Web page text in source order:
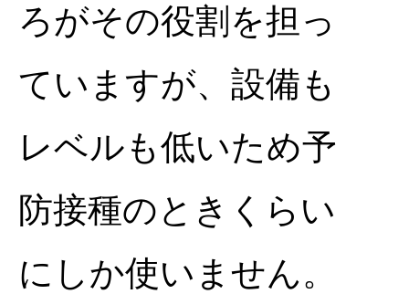
ろがその役割を担っ
ていますが、設備も
レベルも低いため予
防接種のときくらい
にしか使いません。